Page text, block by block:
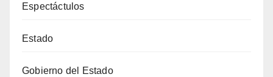
Espectáctulos
Estado
Gobierno del Estado